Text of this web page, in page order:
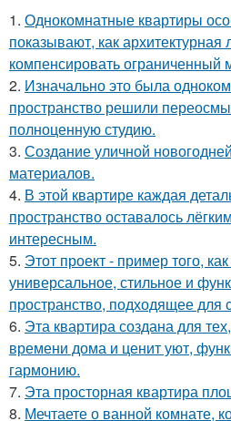
1. Однокомнатные квартиры
показывают, как архитектурная
компенсировать ограниченный
2. Изначально это была
пространство решили
полноценную студию.
3. Создание уличной
материалов.
4. В этой квартире каждая
пространство оставалось
интересным.
5. Этот проект - пример того,
универсальное, стильное и
пространство, подходящее
6. Эта квартира создана для
времени дома и ценит уют,
гармонию.
7. Эта просторная квартира
8. Мечтаете о ванной комнате,